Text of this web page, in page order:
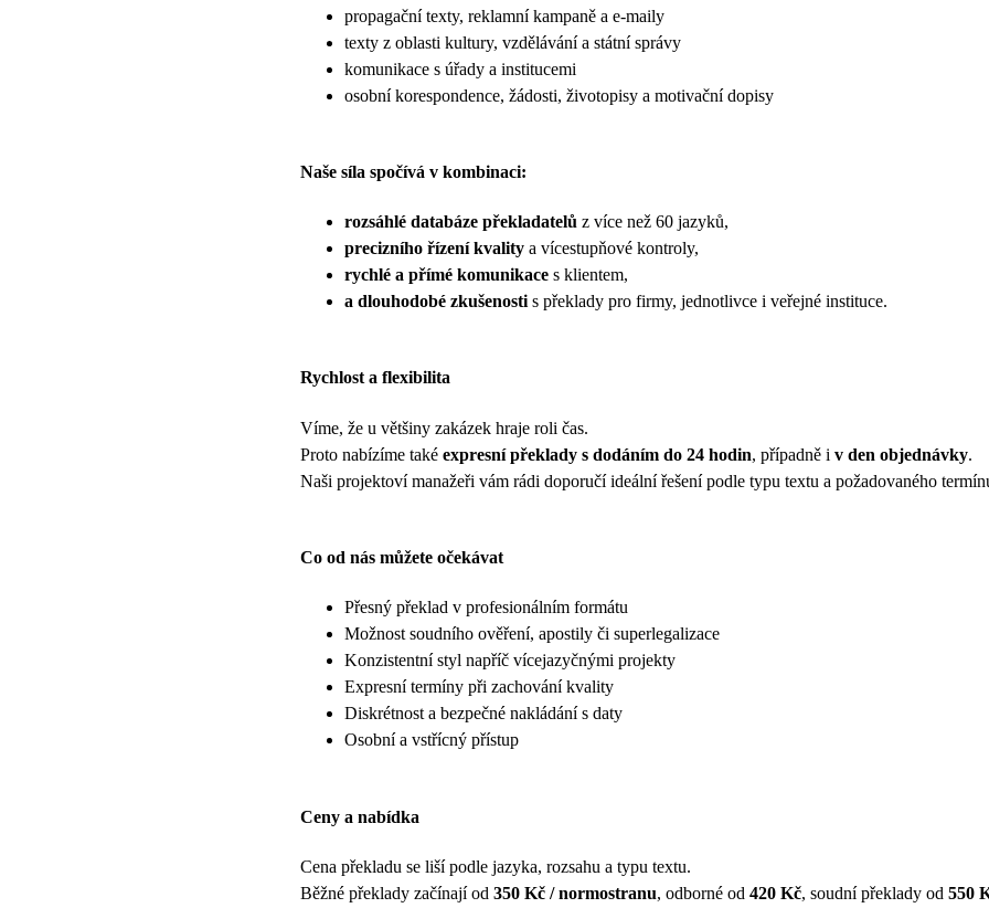
propagační texty, reklamní kampaně a e-maily
texty z oblasti kultury, vzdělávání a státní správy
komunikace s úřady a institucemi
osobní korespondence, žádosti, životopisy a motivační dopisy
Naše síla spočívá v kombinaci:
rozsáhlé databáze překladatelů z více než 60 jazyků,
precizního řízení kvality a vícestupňové kontroly,
rychlé a přímé komunikace s klientem,
a dlouhodobé zkušenosti s překlady pro firmy, jednotlivce i veřejné instituce.
Rychlost a flexibilita
Víme, že u většiny zakázek hraje roli čas.
Proto nabízíme také expresní překlady s dodáním do 24 hodin, případně i v den objednávky.
Naši projektoví manažeři vám rádi doporučí ideální řešení podle typu textu a požadovaného
Co od nás můžete očekávat
Přesný překlad v profesionálním formátu
Možnost soudního ověření, apostily či superlegalizace
Konzistentní styl napříč vícejazyčnými projekty
Expresní termíny při zachování kvality
Diskrétnost a bezpečné nakládání s daty
Osobní a vstřícný přístup
Ceny a nabídka
Cena překladu se liší podle jazyka, rozsahu a typu textu.
Běžné překlady začínají od 350 Kč / normostranu, odborné od 420 Kč, soudní překlady od 550